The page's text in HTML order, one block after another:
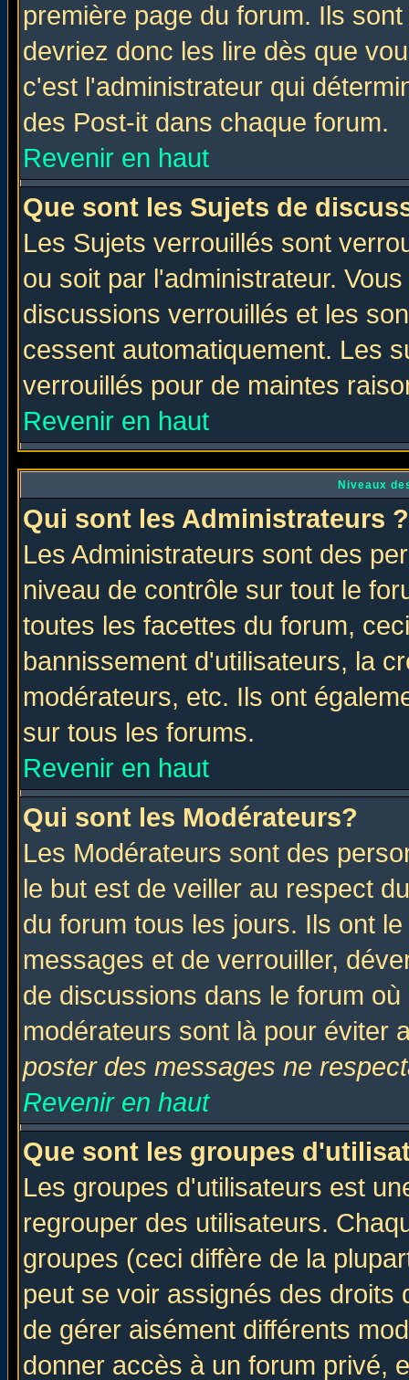
première page du forum. Ils
devriez donc les lire dès que
c'est l'administrateur qui
des Post-it dans chaque forum.
Revenir en haut
Que sont les Sujets de
Les Sujets verrouillés sont
ou soit par l'administrateur.
discussions verrouillés et les
cessent automatiquement. Les
verrouillés pour de maintes
Revenir en haut
Niveaux
Qui sont les Administrateurs ?
Les Administrateurs sont des
niveau de contrôle sur tout le
toutes les facettes du forum,
bannissement d'utilisateurs, la
modérateurs, etc. Ils ont
sur tous les forums.
Revenir en haut
Qui sont les Modérateurs?
Les Modérateurs sont des
le but est de veiller au respect
du forum tous les jours. Ils ont
messages et de verrouiller,
de discussions dans le forum
modérateurs sont là pour éviter
poster des messages ne
Revenir en haut
Que sont les groupes
Les groupes d'utilisateurs est
regrouper des utilisateurs.
groupes (ceci diffère de la
peut se voir assignés des
de gérer aisément différents
donner accès à un forum privé,